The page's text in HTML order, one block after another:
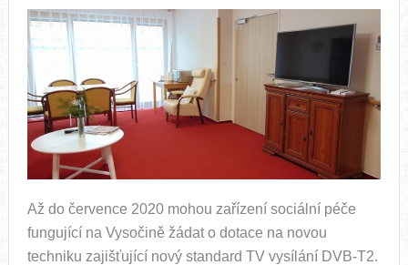
Až do července 2020 mohou zařízení sociální péče
fungující na Vysočině žádat o dotace na novou
techniku zajišťující nový standard TV vysílání DVB-T2.